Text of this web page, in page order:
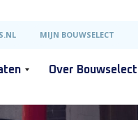
MIJN BOUWSELECT
Over Bouwselect